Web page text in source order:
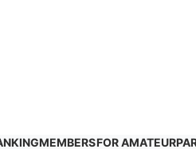
MEMBERSFOR AMATEUR